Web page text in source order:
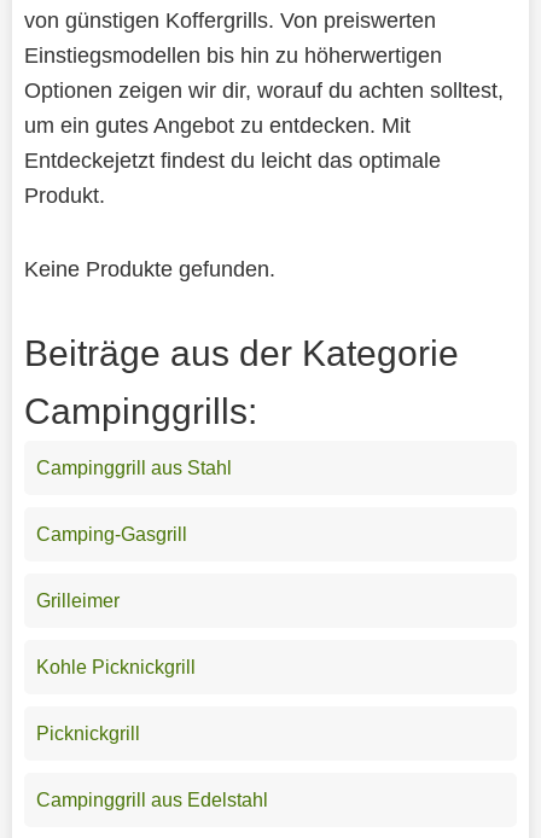
von günstigen Koffergrills. Von preiswerten
Einstiegsmodellen bis hin zu höherwertigen
Optionen zeigen wir dir, worauf du achten solltest,
um ein gutes Angebot zu entdecken. Mit
Entdeckejetzt findest du leicht das optimale
Produkt.
Keine Produkte gefunden.
Beiträge aus der Kategorie
Campinggrills:
Campinggrill aus Stahl
Camping-Gasgrill
Grilleimer
Kohle Picknickgrill
Picknickgrill
Campinggrill aus Edelstahl